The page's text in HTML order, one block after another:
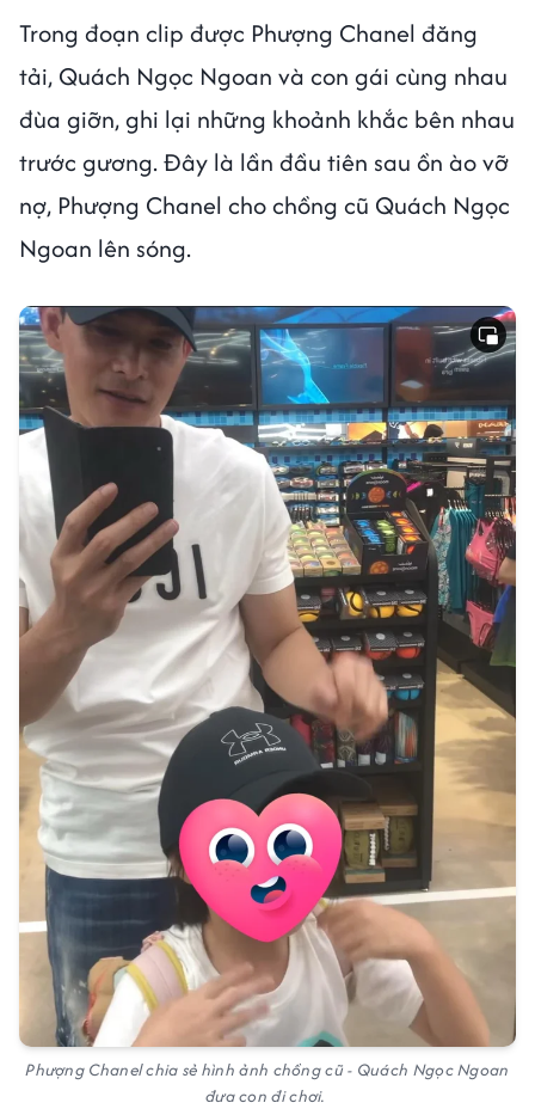
Trong đoạn clip được Phượng Chanel đăng
tải, Quách Ngọc Ngoan và con gái cùng nhau
đùa giỡn, ghi lại những khoảnh khắc bên nhau
trước gương. Đây là lần đầu tiên sau ồn ào vỡ
nợ, Phượng Chanel cho chồng cũ Quách Ngọc
Ngoan lên sóng.
Phượng Chanel chia sẻ hình ảnh chồng cũ - Quách Ngọc Ngoan
đưa con đi chơi.